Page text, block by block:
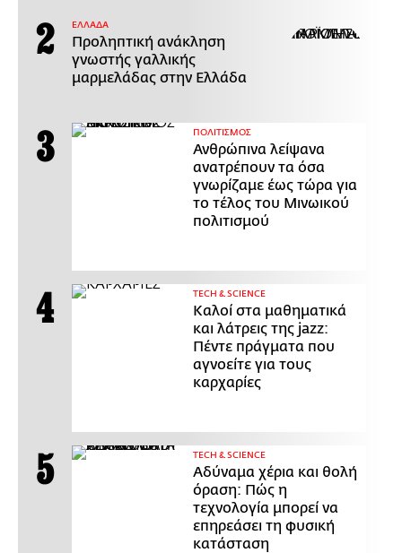
ΕΛΛΑΔΑ
Προληπτική ανάκληση
γνωστής γαλλικής
μαρμελάδας στην Ελλάδα
ΠΟΛΙΤΙΣΜΟΣ
Ανθρώπινα λείψανα
ανατρέπουν τα όσα
γνωρίζαμε έως τώρα για
το τέλος του Μινωικού
πολιτισμού
ΤECH & SCIENCE
Καλοί στα μαθηματικά
και λάτρεις της jazz:
Πέντε πράγματα που
αγνοείτε για τους
καρχαρίες
ΤECH & SCIENCE
Αδύναμα χέρια και θολή
όραση: Πώς η
τεχνολογία μπορεί να
επηρεάσει τη φυσική
κατάσταση